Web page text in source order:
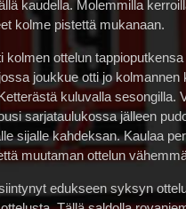
kolme pistettä mukanaan.
kolmen ottelun tappioputkensa
joukkue otti jo kolmannen
kuluvalla sesongilla.
sarjataulukossa jälleen
sijalle kahdeksan. Kaulaa
muutaman ottelun
edukseen syksyn
Tällä saldolla